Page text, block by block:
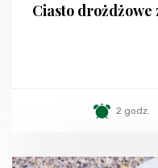
Ciasto
2 godz.